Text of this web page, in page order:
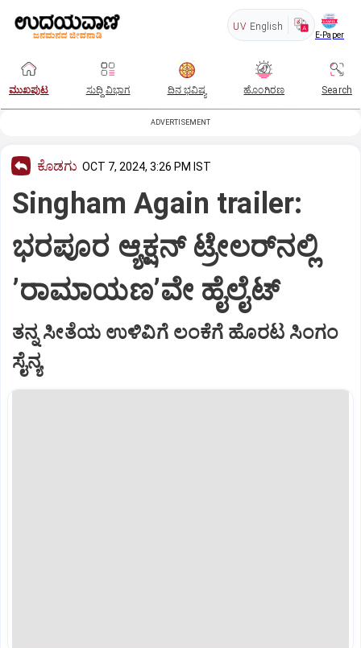
UV English
E-Paper
ಮುಖಪುಟ ಸುದ್ದಿ ವಿಭಾಗ ದಿನ ಭವಿಷ್ಯ ಹೊಂಗಿರಣ Search
ADVERTISEMENT
ಕೊಡಗು OCT 7, 2024, 3:26 PM IST
Singham Again trailer:
ಭರಪೂರ ಆ್ಯಕ್ಷನ್ ಟ್ರೇಲರ್‌ನಲ್ಲಿ
ʼರಾಮಾಯಣʼವೇ ಹೈಲೈಟ್
ತನ್ನ ಸೀತೆಯ ಉಳಿವಿಗೆ ಲಂಕೆಗೆ ಹೊರಟ ಸಿಂಗಂ
ಸೈನ್ಯ